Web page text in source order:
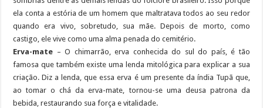
ela conta a estória de um homem que maltratava todos ao seu redor
quando era vivo, sobretudo, sua mãe. Depois de morto, como
castigo, ele vive como uma alma penada do cemitério.
Erva-mate – O chimarrão, erva conhecida do sul do país, é tão
famosa que também existe uma lenda mitológica para explicar a sua
criação. Diz a lenda, que essa erva é um presente da índia Tupã que,
ao tomar o chá da erva-mate, tornou-se uma deusa patrona da
bebida, restaurando sua força e vitalidade.